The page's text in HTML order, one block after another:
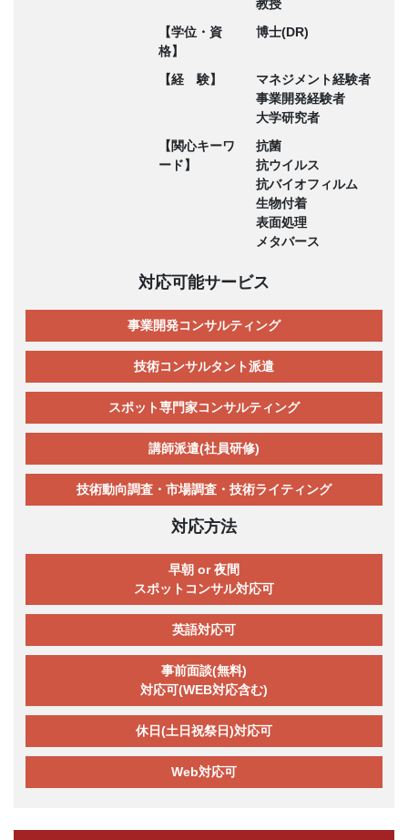
教授
【学位・資
格】
博士(DR)
【経 験】
マネジメント経験者
事業開発経験者
大学研究者
【関心キーワ
ード】
抗菌
抗ウイルス
抗バイオフィルム
生物付着
表面処理
メタバース
対応可能サービス
事業開発コンサルティング
技術コンサルタント派遣
スポット専門家コンサルティング
講師派遣(社員研修)
技術動向調査・市場調査・技術ライティング
対応方法
早朝 or 夜間
スポットコンサル対応可
英語対応可
事前面談(無料)
対応可(WEB対応含む)
休日(土日祝祭日)対応可
Web対応可